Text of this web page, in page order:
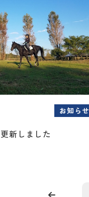
お知らせ
新しました